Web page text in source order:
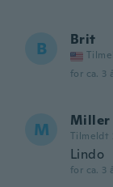
B Brit
for ca. 3
M Miller
Tilmeldt
Lindo
for ca. 3